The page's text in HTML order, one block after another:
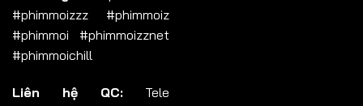
#phimmoizzz #phimmoiz
#phimmoi #phimmoizznet
#phimmoichill
Liên hệ QC: Tele